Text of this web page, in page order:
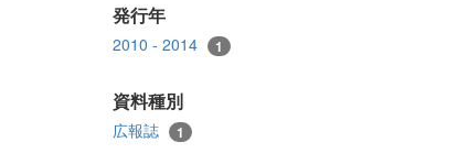
発行年
2010 - 2014 1
資料種別
広報誌 1